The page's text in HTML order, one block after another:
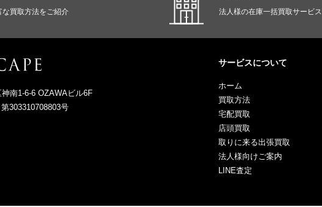
な買取方法をご紹介 法人様の在庫一括買取サービス
南1-6-6 OZAWAビル6F
303310708803号
サービスについて
ホーム
買取方法
宅配買取
店頭買取
取りに来る出張買取
法人様向けご案内
LINE査定